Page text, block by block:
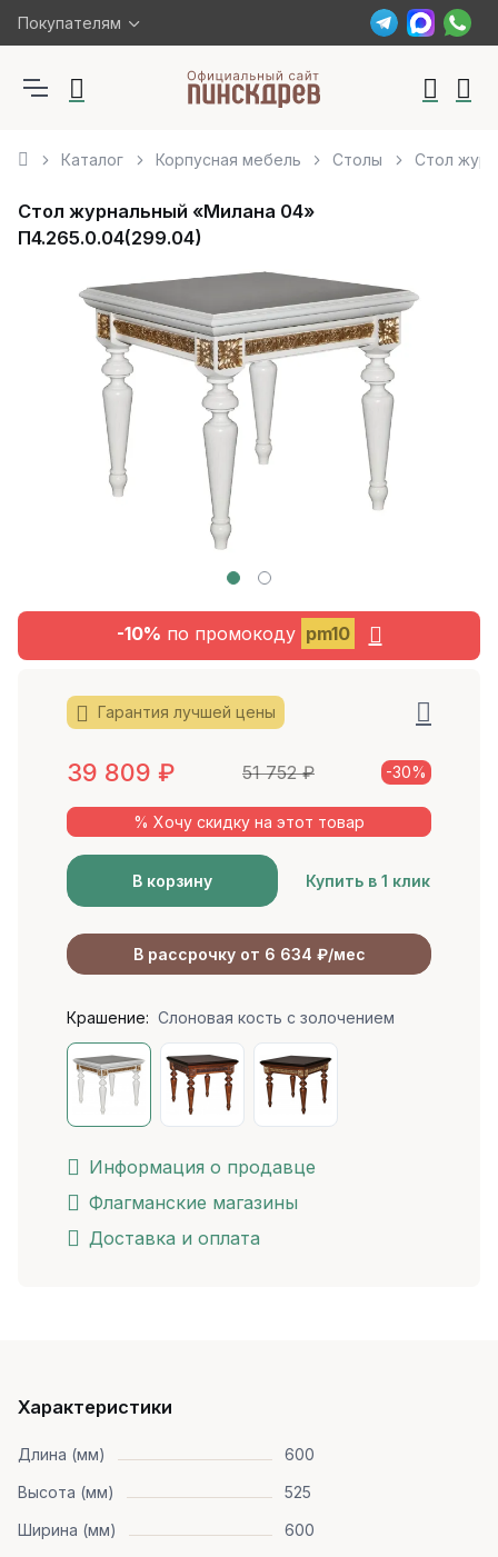
Покупателям
Каталог Корпусная мебель Столы Стол
Стол журнальный «Милана 04»
П4.265.0.04(299.04)
-10% по промокоду pm10
Гарантия лучшей цены
39 809 ₽ 51 752₽ -30%
% Хочу скидку на этот товар
В корзину Купить в 1 клик
В рассрочку от 6 634 ₽/мес
Крашение: Слоновая кость с золочением
Информация о продавце
Флагманские магазины
Доставка и оплата
Характеристики
Длина (мм)
600
Высота (мм)
525
Ширина (мм)
600